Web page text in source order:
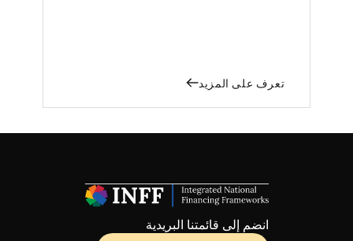
تعرف على المزيد
انضم إلى قائمتنا البريدية